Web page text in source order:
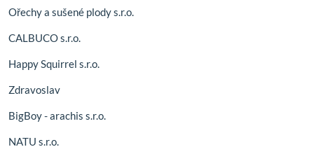
Ořechy a sušené plody s.r.o.
CALBUCO s.r.o.
Happy Squirrel s.r.o.
Zdravoslav
BigBoy - arachis s.r.o.
NATU s.r.o.